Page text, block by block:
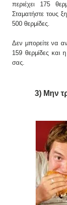
περιέχει 175
Σταματήστε τους
500 θερμίδες.
Δεν μπορείτε να
159 θερμίδες και
σας.
3) Μην